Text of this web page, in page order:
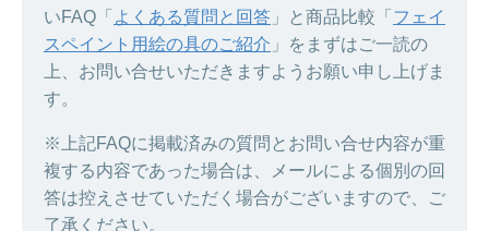
いFAQ「 よくある質問と回答 」と商品比較「 フェイ
スペイント用絵の具のご紹介 」をまずはご一読の
上、お問い合せいただきますようお願い申し上げま
す。
※上記FAQに掲載済みの質問とお問い合せ内容が重
複する内容であった場合は、メールによる個別の回
答は控えさせていただく場合がございますので、ご
了承ください。